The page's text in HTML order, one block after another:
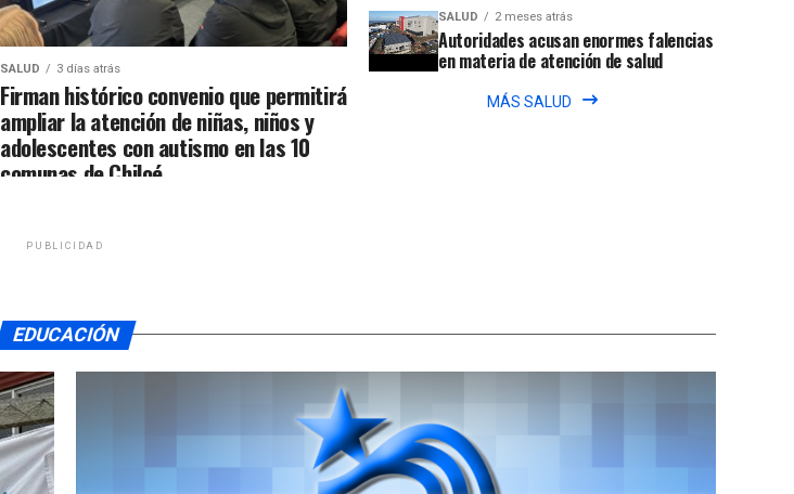
SALUD 3 días atrás
Firman histórico convenio que permitirá
ampliar la atención de niñas, niños y
adolescentes con autismo en las 10
comunas de Chiloé
SALUD 2 meses atrás
Autoridades acusan enormes falencias
en materia de atención de salud
MÁS SALUD
PUBLICIDAD
EDUCACIÓN